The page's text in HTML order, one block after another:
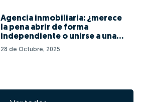
Agencia inmobiliaria: ¿merece
la pena abrir de forma
independiente o unirse a una
red de franquicias?
28 de Octubre, 2025